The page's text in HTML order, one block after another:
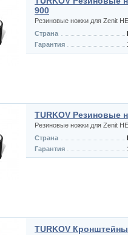
900
Резиновые ножки для Zenit
Страна
Гарантия
TURKOV Резиновые
Резиновые ножки для Zenit
Страна
Гарантия
TURKOV Кронштейны